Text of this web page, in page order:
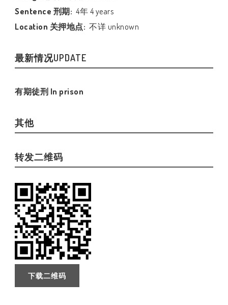
Sentence 刑期: 4年 4 years
Location 关押地点: 不详 unknown
最新情况UPDATE
有期徒刑 In prison
其他
转发二维码
下载二维码